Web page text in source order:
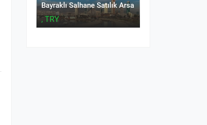
Bayraklı Salhane Satılık Arsa
, TRY